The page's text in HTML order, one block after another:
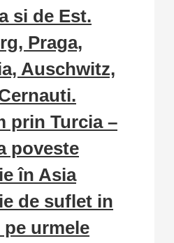
si de Est.
Praga,
Auschwitz,
prin Turcia –
poveste
în Asia
de suflet in
urmele